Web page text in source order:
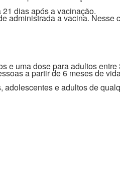
dias após a vacinação.
administrada a vacina. Nesse
uma dose para adultos
a partir de 6 meses de
e adultos de